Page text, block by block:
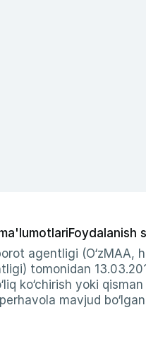
Foydalanish
agentligi (O‘zMAA,
tomonidan
ko‘chirish yoki
mavjud